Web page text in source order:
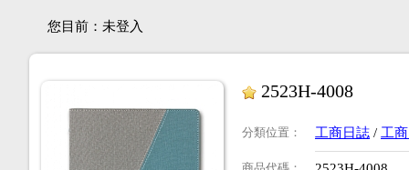
您目前： 未登入
2523H-4008
分類位置 ： 工商日誌 / 工